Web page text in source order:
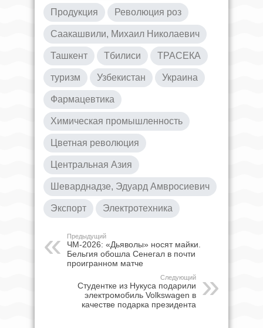
Продукция Революция роз
Саакашвили, Михаил Николаевич
Ташкент Тбилиси ТРАСЕКА
туризм Узбекистан Украина
Фармацевтика
Химическая промышленность
Цветная революция
Центральная Азия
Шеварднадзе, Эдуард Амвросиевич
Экспорт Электротехника
Предыдущий
ЧМ-2026: «Дьяволы» носят майки.
Бельгия обошла Сенегал в почти
проигранном матче
Следующий
Студентке из Нукуса подарили
электромобиль Volkswagen в
качестве подарка президента